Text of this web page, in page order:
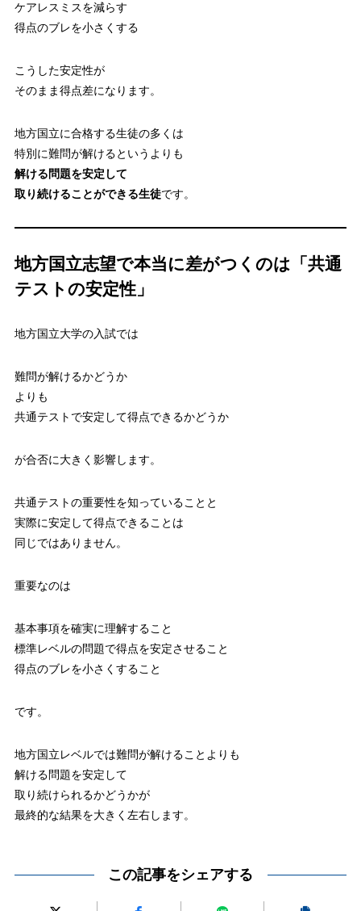
ケアレスミスを減らす
得点のブレを小さくする
こうした安定性が
そのまま得点差になります。
地方国立に合格する生徒の多くは
特別に難問が解けるというよりも
解ける問題を安定して
取り続けることができる生徒です。
地方国立志望で本当に差がつくのは「共通
テストの安定性」
地方国立大学の入試では
難問が解けるかどうか
よりも
共通テストで安定して得点できるかどうか
が合否に大きく影響します。
共通テストの重要性を知っていることと
実際に安定して得点できることは
同じではありません。
重要なのは
基本事項を確実に理解すること
標準レベルの問題で得点を安定させること
得点のブレを小さくすること
です。
地方国立レベルでは難問が解けることよりも
解ける問題を安定して
取り続けられるかどうかが
最終的な結果を大きく左右します。
この記事をシェアする